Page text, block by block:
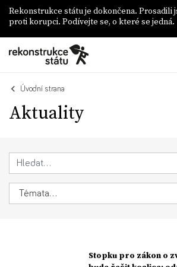
Rekonstrukce státu je dokončena. Prosadili
proti korupci. Podívejte se, o které se jedná.
Úvodní strana
Aktuality
Stopku pro zákon o